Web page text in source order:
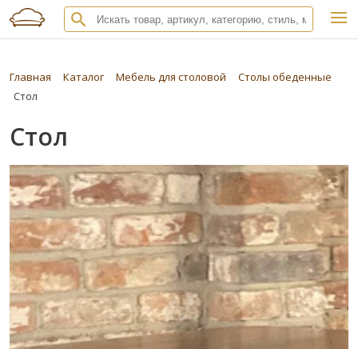
Главная Каталог Мебель для столовой
Столы обеденные
Стол
Стол